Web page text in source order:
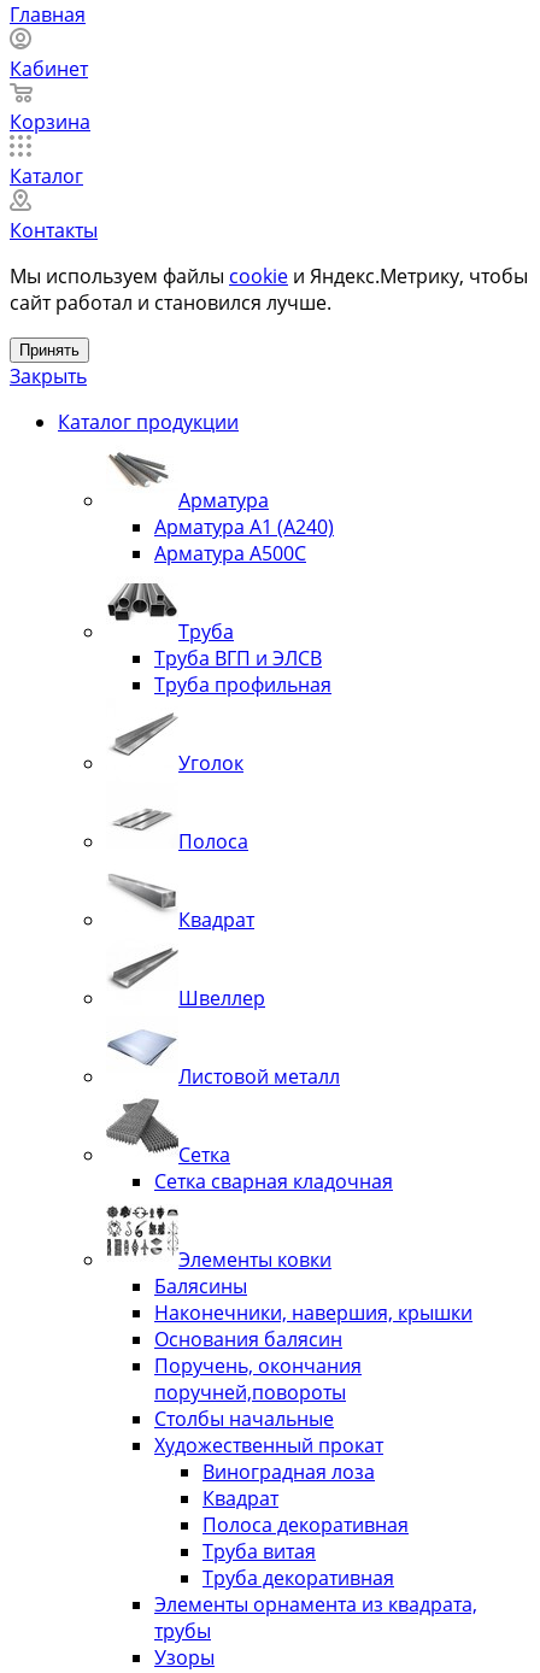
Главная
Кабинет
Корзина
Каталог
Контакты
Мы используем файлы cookie и Яндекс.Метрику, чтобы
сайт работал и становился лучше.
Принять
Закрыть
Каталог продукции
Арматура
Арматура А1 (А240)
Арматура А500С
Труба
Труба ВГП и ЭЛСВ
Труба профильная
Уголок
Полоса
Квадрат
Швеллер
Листовой металл
Сетка
Сетка сварная кладочная
Элементы ковки
Балясины
Наконечники, навершия, крышки
Основания балясин
Поручень, окончания
поручней,повороты
Столбы начальные
Художественный прокат
Виноградная лоза
Квадрат
Полоса декоративная
Труба витая
Труба декоративная
Элементы орнамента из квадрата,
трубы
Узоры